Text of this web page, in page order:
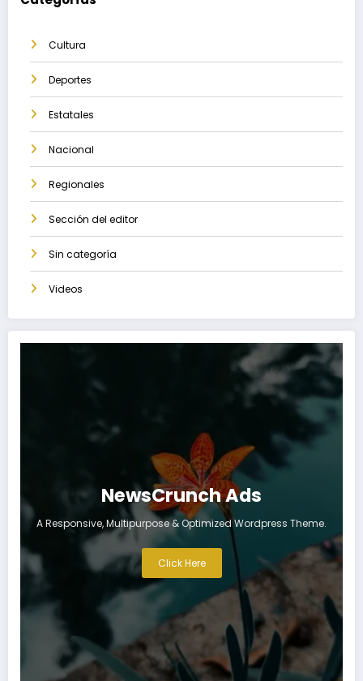
Cultura
Deportes
Estatales
Nacional
Regionales
Sección del editor
Sin categoría
Videos
NewsCrunch Ads
A Responsive, Multipurpose & Optimized Wordpress Theme.
Click Here